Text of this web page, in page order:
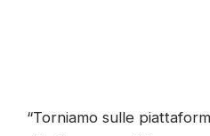
“Torniamo sulle